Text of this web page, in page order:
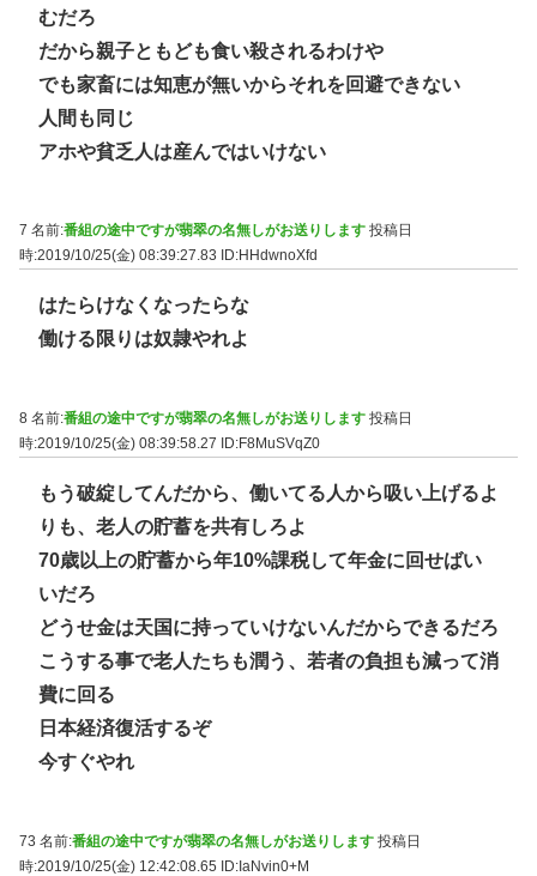
むだろ
だから親子ともども食い殺されるわけや
でも家畜には知恵が無いからそれを回避できない
人間も同じ
アホや貧乏人は産んではいけない
7 名前:番組の途中ですが翡翠の名無しがお送りします 投稿日
時:2019/10/25(金) 08:39:27.83
ID:HHdwnoXfd
はたらけなくなったらな
働ける限りは奴隷やれよ
8 名前:番組の途中ですが翡翠の名無しがお送りします 投稿日
時:2019/10/25(金) 08:39:58.27
ID:F8MuSVqZ0
もう破綻してんだから、働いてる人から吸い上げるよ
りも、老人の貯蓄を共有しろよ
70歳以上の貯蓄から年10%課税して年金に回せばい
いだろ
どうせ金は天国に持っていけないんだからできるだろ
こうする事で老人たちも潤う、若者の負担も減って消
費に回る
日本経済復活するぞ
今すぐやれ
73 名前:番組の途中ですが翡翠の名無しがお送りします 投稿日
時:2019/10/25(金) 12:42:08.65 ID:IaNvin0+M